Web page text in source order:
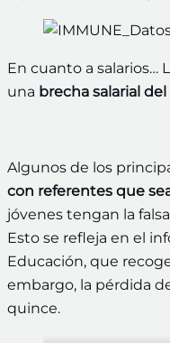
En cuanto a salarios…
una brecha salarial del
Algunos de los
con referentes que
jóvenes tengan la
Esto se refleja en el
Educación, que
embargo, la pérdida
quince.